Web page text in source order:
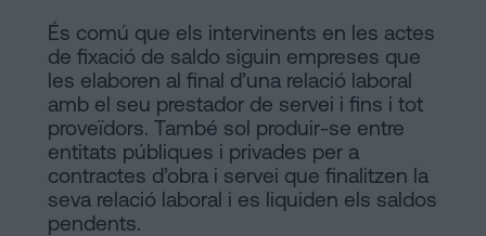
És comú que els intervinents en les actes
de fixació de saldo siguin empreses que
les elaboren al final d’una relació laboral
amb el seu prestador de servei i fins i tot
proveïdors. També sol produir-se entre
entitats públiques i privades per a
contractes d’obra i servei que finalitzen la
seva relació laboral i es liquiden els saldos
pendents.